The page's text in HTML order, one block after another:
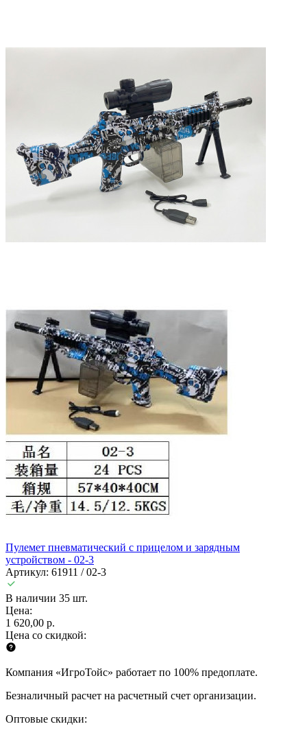
Пулемет пневматический с прицелом и зарядным
устройством - 02-3
Артикул: 61911 / 02-3
В наличии 35 шт.
Цена:
1 620,00 р.
Цена со скидкой:
Компания «ИгроТойс» работает по 100% предоплате.
Безналичный расчет на расчетный счет организации.
Оптовые скидки: